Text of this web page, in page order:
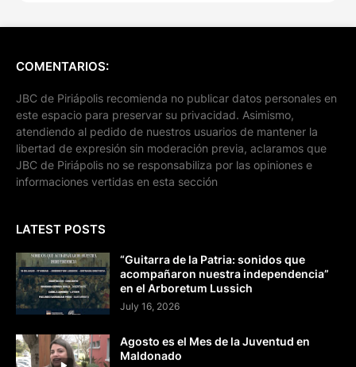
COMENTARIOS:
JBC de Piriápolis recomienda no publicar datos personales en
este espacio para preservar su privacidad. Asimismo,
atendiendo al pedido de nuestros usuarios de mantener la
libertad de expresión sin moderación previa, aclaramos que
JBC de Piriápolis no se responsabiliza por las opiniones e
informaciones vertidas en esta sección
LATEST POSTS
“Guitarra de la Patria: sonidos que
acompañaron nuestra independencia”
en el Arboretum Lussich
July 16, 2026
Agosto es el Mes de la Juventud en
Maldonado